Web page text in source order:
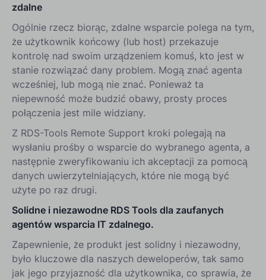
zdalne
Ogólnie rzecz biorąc, zdalne wsparcie polega na tym,
że użytkownik końcowy (lub host) przekazuje
kontrolę nad swoim urządzeniem komuś, kto jest w
stanie rozwiązać dany problem. Mogą znać agenta
wcześniej, lub mogą nie znać. Ponieważ ta
niepewność może budzić obawy, prosty proces
połączenia jest mile widziany.
Z RDS-Tools Remote Support kroki polegają na
wysłaniu prośby o wsparcie do wybranego agenta, a
następnie zweryfikowaniu ich akceptacji za pomocą
danych uwierzytelniających, które nie mogą być
użyte po raz drugi.
Solidne i niezawodne RDS Tools dla zaufanych
agentów wsparcia IT zdalnego.
Zapewnienie, że produkt jest solidny i niezawodny,
było kluczowe dla naszych deweloperów, tak samo
jak jego przyjazność dla użytkownika, co sprawia, że